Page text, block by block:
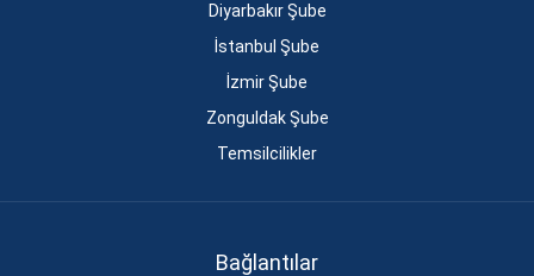
Diyarbakır Şube
İstanbul Şube
İzmir Şube
Zonguldak Şube
Temsilcilikler
Bağlantılar